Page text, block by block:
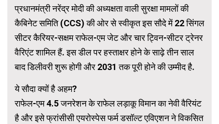
प्रधानमंत्री नरेंद्र मोदी की अध्यक्षता वाली सुरक्षा मामलों की
कैबिनेट समिति (CCS) की ओर से स्वीकृत इस सौदे में 22 सिंगल
सीटर कैरियर-सक्षम राफेल-एम जेट और चार ट्विन-सीटर ट्रेनर
वैरिएंट शामिल हैं. इस डील पर हस्ताक्षर होने के साढ़े तीन साल
बाद डिलीवरी शुरू होगी और 2031 तक पूरी होने की उम्मीद है.
ये सौदा क्यों है अहम?
राफेल-एम 4.5 जनरेशन के राफेल लड़ाकू विमान का नेवी वैरियंट
है और इसे फ्रांसीसी एयरोस्पेस फर्म डसॉल्ट एविएशन ने विकसित